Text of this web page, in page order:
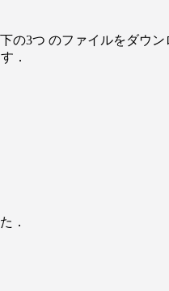
3つ のファイルをダウ
．
．